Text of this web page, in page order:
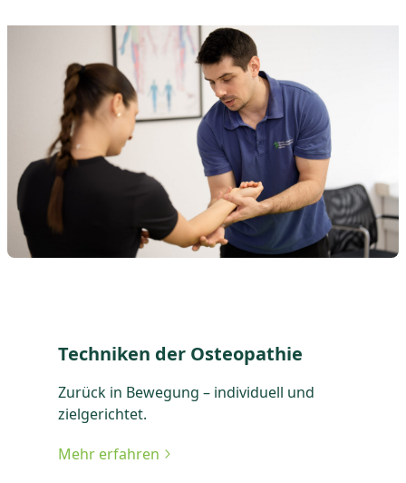
Techniken der Osteopathie
Zurück in Bewegung – individuell und
zielgerichtet.
Mehr erfahren
zu Techniken der Osteopathie